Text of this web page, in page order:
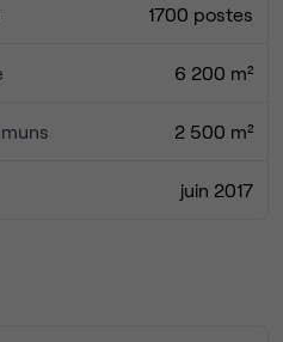
1700 postes
6 200 m²
2 500 m²
juin 2017